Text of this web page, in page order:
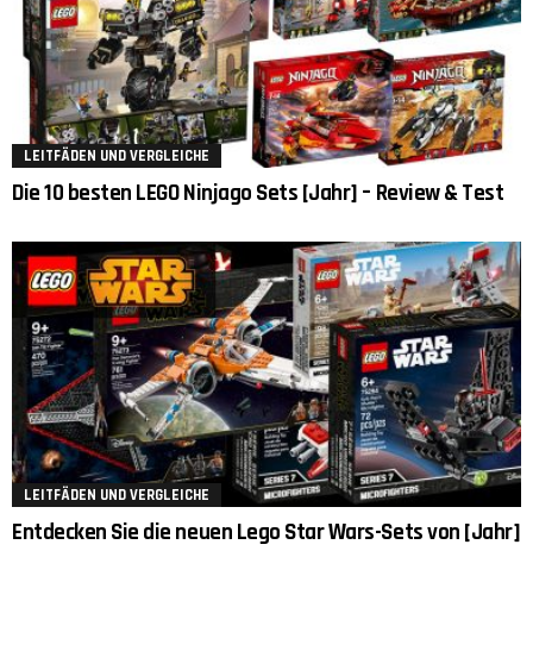
LEITFÄDEN UND VERGLEICHE
Die 10 besten LEGO Ninjago Sets [Jahr] – Review & Test
LEITFÄDEN UND VERGLEICHE
Entdecken Sie die neuen Lego Star Wars-Sets von [Jahr]